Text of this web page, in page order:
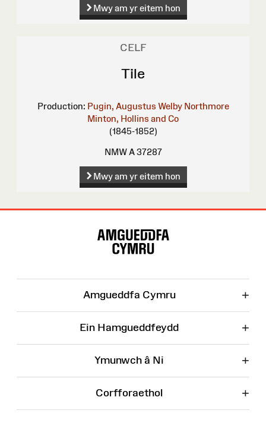
Mwy am yr eitem hon
CELF
Tile
Production: Pugin, Augustus Welby Northmore
Minton, Hollins and Co
(1845-1852)
NMW A 37287
Mwy am yr eitem hon
Amgueddfa Cymru +
Ein Hamgueddfeydd +
Ymunwch â Ni +
Corfforaethol +